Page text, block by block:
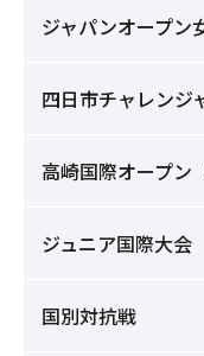
ジャパンオープン
四日市チャレンジ
高崎国際オープン
ジュニア国際大会
国別対抗戦